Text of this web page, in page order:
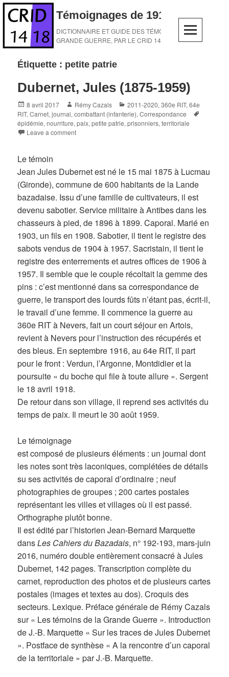
Skip
content
Témoignages de 1914-1918
DICTIONNAIRE ET GUIDE DES TÉMOINS DE LA
GRANDE GUERRE, PAR LE CRID 14-18
Étiquette : petite patrie
Dubernet, Jules (1875-1959)
Posted
on
8 avril 2017 Author
Rémy Cazals Categories
2011-2020,360e RIT,64e
RIT,Carnet, journal,combattant (infanterie),Correspondance
épidémie,nourriture,paix,petite patrie,prisonniers,territoriale
Leave a comment
Le témoin
Jean Jules Dubernet est né le 15 mai 1875 à Lucmau
(Gironde), commune de 600 habitants de la Lande
bazadaise. Issu d’une famille de cultivateurs, il est
devenu sabotier. Service militaire à Antibes dans les
chasseurs à pied, de 1896 à 1899. Caporal. Marié en
1903, un fils en 1908. Sabotier, il tient le registre des
sabots vendus de 1904 à 1957. Sacristain, il tient le
registre des enterrements et autres offices de 1906 à
1957. Il semble que le couple récoltait la gemme des
pins : c’est mentionné dans sa correspondance de
guerre, le transport des lourds fûts n’étant pas, écrit-il,
le travail d’une femme. Il commence la guerre au
360e RIT à Nevers, fait un court séjour en Artois,
revient à Nevers pour l’instruction des récupérés et
des bleus. En septembre 1916, au 64e RIT, il part
pour le front : Verdun, l’Argonne, Montdidier et la
poursuite « du boche qui file à toute allure ». Sergent
le 18 avril 1918.
De retour dans son village, il reprend ses activités du
temps de paix. Il meurt le 30 août 1959.
Le témoignage
est composé de plusieurs éléments : un journal dont
les notes sont très laconiques, complétées de détails
su ses activités de caporal d’ordinaire ; neuf
photographies de groupes ; 200 cartes postales
représentant les villes et villages où il est passé.
Orthographe plutôt bonne.
Il est édité par l’historien Jean-Bernard Marquette
dansLes Cahiers du Bazadais, n° 192-193, mars-juin
2016, numéro double entièrement consacré à Jules
Dubernet, 142 pages. Transcription complète du
carnet, reproduction des photos et de plusieurs cartes
postales (images et textes au dos). Croquis des
secteurs. Lexique. Préface générale de Rémy Cazals
sur « Les témoins de la Grande Guerre ». Introduction
de J.-B. Marquette « Sur les traces de Jules Dubernet
». Postface de synthèse « A la rencontre d’un caporal
de la territoriale » par J.-B. Marquette.